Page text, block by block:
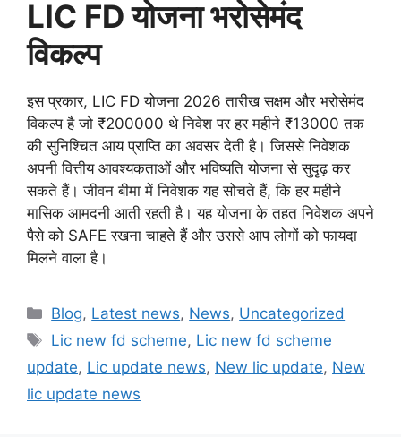
LIC FD योजना भरोसेमंद
विकल्प
इस प्रकार, LIC FD योजना 2026 तारीख सक्षम और भरोसेमंद
विकल्प है जो ₹200000 थे निवेश पर हर महीने ₹13000 तक
की सुनिश्चित आय प्राप्ति का अवसर देती है। जिससे निवेशक
अपनी वित्तीय आवश्यकताओं और भविष्यति योजना से सुदृढ़ कर
सकते हैं। जीवन बीमा में निवेशक यह सोचते हैं, कि हर महीने
मासिक आमदनी आती रहती है। यह योजना के तहत निवेशक अपने
पैसे को SAFE रखना चाहते हैं और उससे आप लोगों को फायदा
मिलने वाला है।
Categories
Blog, Latest news, News, Uncategorized
Tags
Lic new fd scheme, Lic new fd scheme
update, Lic update news, New lic update, New
lic update news